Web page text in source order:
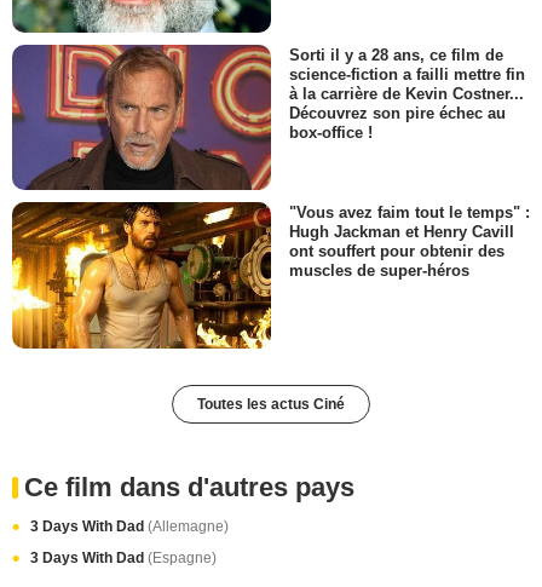
Sorti il y a 28 ans, ce film de
science-fiction a failli mettre fin
à la carrière de Kevin Costner...
Découvrez son pire échec au
box-office !
"Vous avez faim tout le temps" :
Hugh Jackman et Henry Cavill
ont souffert pour obtenir des
muscles de super-héros
Toutes les actus Ciné
Ce film dans d'autres pays
3 Days With Dad (Allemagne)
3 Days With Dad (Espagne)